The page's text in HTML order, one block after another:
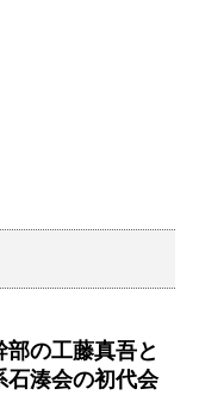
の工藤真吾と
石湊会の初代会